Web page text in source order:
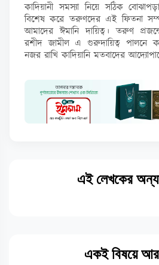
কাদিয়ানী সমস্যা নিয়ে সঠিক
বিশেষ করে তরুণদের এই ফিতনা
আমাদের ঈমানি দায়িত্ব। তরুণ
রশীদ জামীল এ গুরুদায়িত্ব পালনে
নজর রাখি কাদিয়ানি মতবাদের
এই লেখকের
একই বিষয়ে